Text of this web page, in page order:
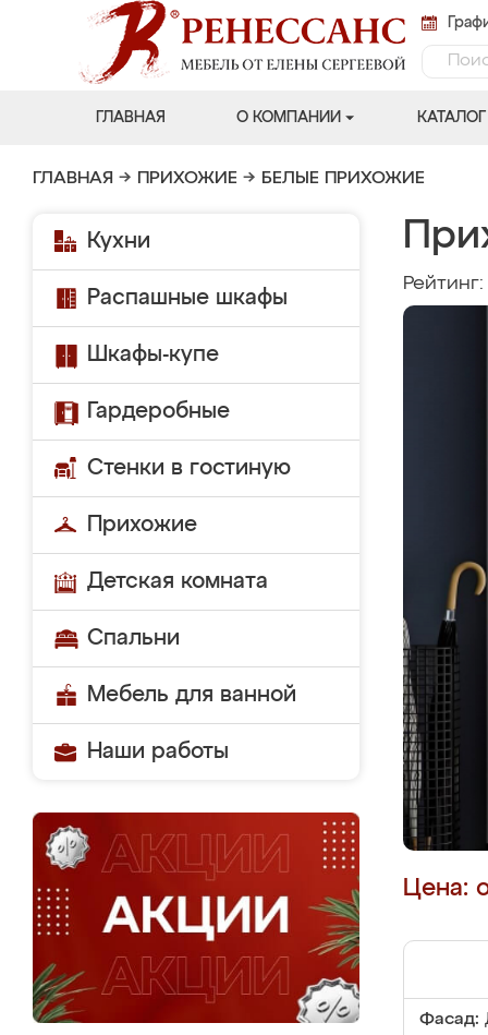
ГЛАВНАЯ О КОМПАНИИ КАТАЛОГ
ГЛАВНАЯ → ПРИХОЖИЕ → БЕЛЫЕ ПРИХОЖИЕ
Кухни
Распашные шкафы
Шкафы-купе
Гардеробные
Стенки в гостиную
Прихожие
Детская комната
Спальни
Мебель для ванной
Наши работы
Рейтинг:
Цена:
Фасад: